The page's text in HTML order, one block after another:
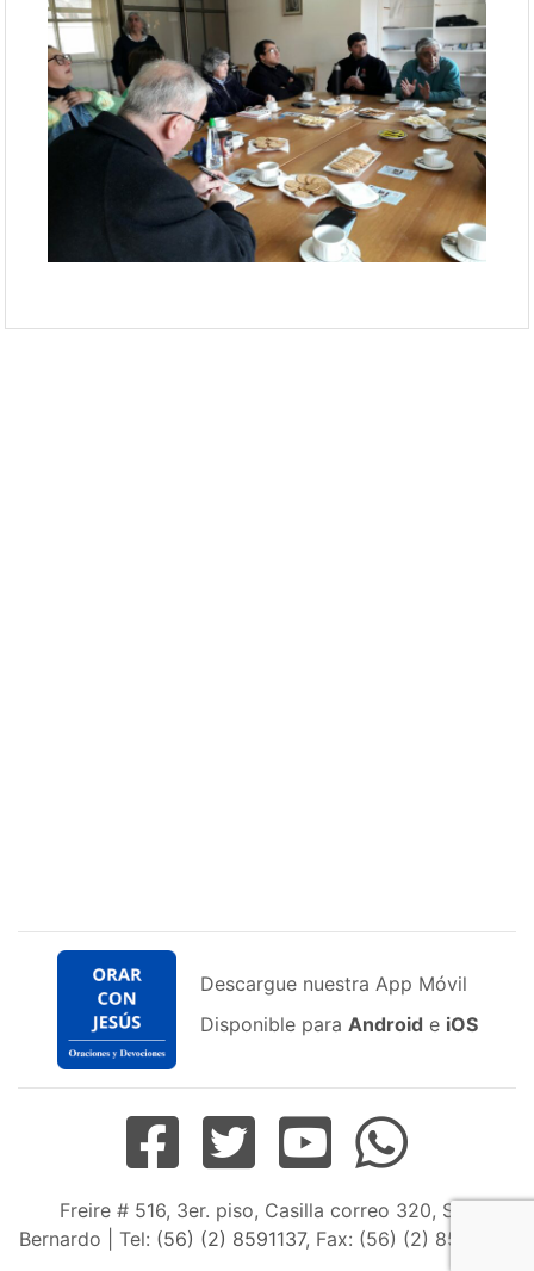
Descargue nuestra App Móvil
Disponible para Android e iOS
Freire # 516, 3er. piso, Casilla correo 320, San
Bernardo | Tel: (56) (2) 8591137, Fax: (56) (2) 8598163